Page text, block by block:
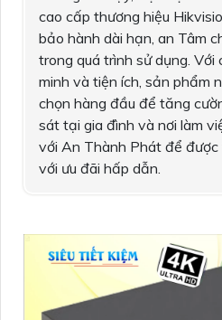
cao cấp thương hiệu
bảo hành dài hạn, an Tâm
trong quá trình sử dụng.
minh và tiện ích, sản phẩm
chọn hàng đầu để tăng
sát tại gia đình và nơi làm
với An Thành Phát để
với ưu đãi hấp dẫn.